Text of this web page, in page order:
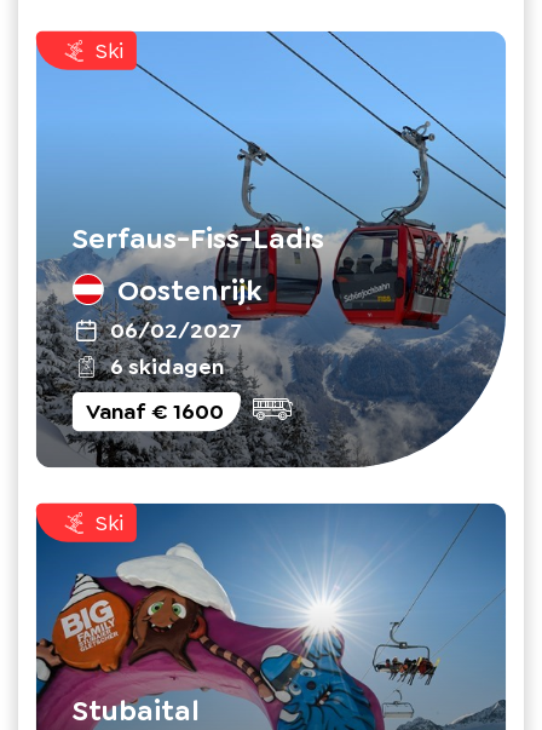
Ski
Serfaus-Fiss-Ladis
Oostenrijk
06/02/2027
6 skidagen
Vanaf€ 1600
Ski
Stubaital